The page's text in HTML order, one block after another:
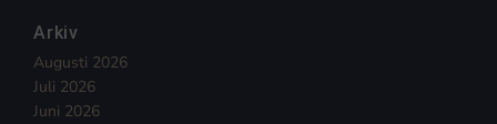
Arkiv
Augusti 2026
Juli 2026
Juni 2026